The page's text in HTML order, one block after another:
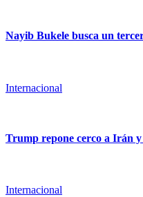
Nayib Bukele busca un
Internacional
Trump repone cerco a Irán
Internacional